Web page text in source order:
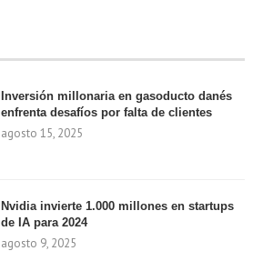
Inversión millonaria en gasoducto danés
enfrenta desafíos por falta de clientes
agosto 15, 2025
Nvidia invierte 1.000 millones en startups
de IA para 2024
agosto 9, 2025